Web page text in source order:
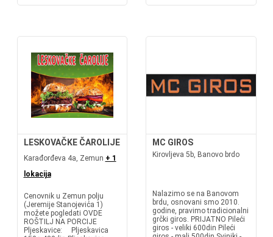
LESKOVAČKE ČAROLIJE
Karađorđeva 4a, Zemun + 1
lokacija
Cenovnik u Zemun polju
(Jeremije Stanojevića 1)
možete pogledati OVDE
ROŠTILJ NA PORCIJE
Pljeskavice: Pljeskavica
MC GIROS
Kirovljeva 5b, Banovo brdo
Nalazimo se na Banovom
brdu, osnovani smo 2010.
godine, pravimo tradicionalni
grčki giros. PRIJATNO Pileći
giros - veliki 600din Pileći